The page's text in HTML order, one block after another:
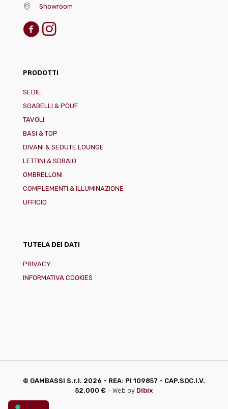
Showroom
PRODOTTI
SEDIE
SGABELLI & POUF
TAVOLI
BASI & TOP
DIVANI & SEDUTE LOUNGE
LETTINI & SDRAIO
OMBRELLONI
COMPLEMENTI & ILLUMINAZIONE
UFFICIO
TUTELA DEI DATI
PRIVACY
INFORMATIVA COOKIES
© GAMBASSI S.r.l. 2026 - REA: PI 109857 - CAP.SOC.I.V.
52.000 € ~ Web by Dibix